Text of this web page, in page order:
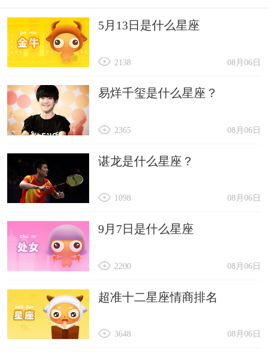
5月13日是什么星座
08月06日
2138
易烊千玺是什么星座？
08月06日
2365
谌龙是什么星座？
08月06日
1098
9月7日是什么星座
08月06日
2200
超准十二星座情商排名
08月06日
3648